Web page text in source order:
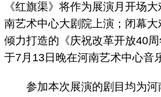
《红旗渠》将作为展演月开场
南艺术中心大剧院上演；闭幕
倾力打造的《庆祝改革开放40
于7月13日晚在河南艺术中心音
参加本次展演的剧目均为河